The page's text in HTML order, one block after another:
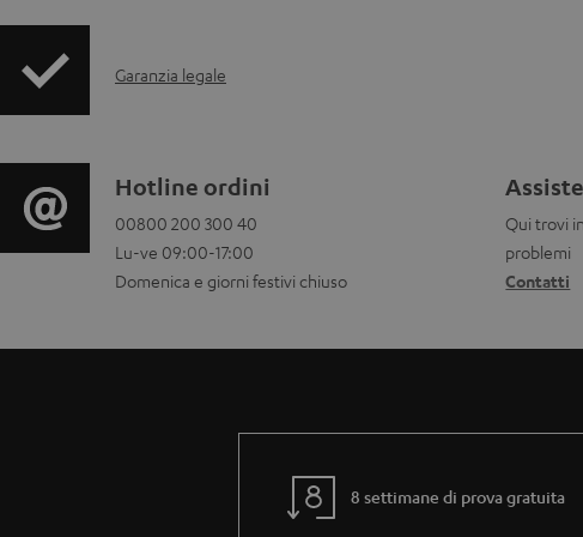
u
e
n
t
I
f
o
r
Garanzia legale
C
o
n
t
Hotline ordini
00800 200 300 40
Lu-ve 09:00-17:00
Domenica e giorni festivi chiuso
Qui trovi
problemi
Contatti
8 settimane di prova gratuita